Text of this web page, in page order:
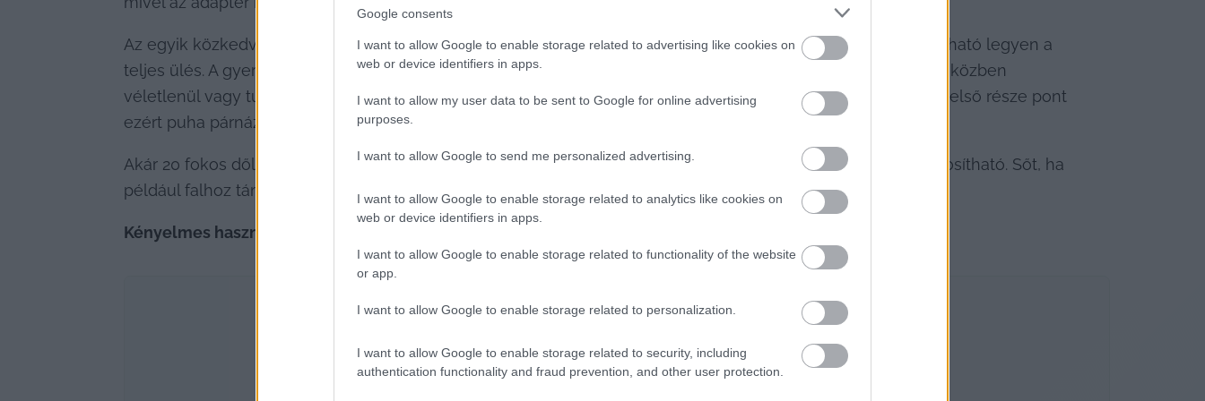
Google consents
I want to allow Google to enable storage related to advertising like cookies on
web or device identifiers in apps.
I want to allow my user data to be sent to Google for online advertising
purposes.
I want to allow Google to send me personalized advertising.
I want to allow Google to enable storage related to analytics like cookies on
web or device identifiers in apps.
I want to allow Google to enable storage related to functionality of the website
or app.
I want to allow Google to enable storage related to personalization.
I want to allow Google to enable storage related to security, including
authentication functionality and fraud prevention, and other user protection.
Az egyik közkedvelt tulajdonság a zárható kialakítás, ami meg tudja akadályozni, hogy illetéktelenül eltávolítható legyen a
teljes ülés. A gyermekek érdekében a biztonsági csat gyerekzáras, így nem kell amiatt aggódni, hogy menet közben
véletlenül vagy tudatosan kinyitják azt. Természetesen a biztonság mellett a kényelem is fontos. Az ülőkék belső része pont
ezért puha párnázattal van ellátva, és a kialakítás óvja a gyerekek lábát is a küllők közé akadástól.
Akár 20 fokos dőlésszögbe is lehet állítani, a lábtartók magassága a gyermek méreteinek megfelelően módosítható. Sőt, ha
például falhoz támasztjuk a kerékpárt, a speciális ülésforma miatt nem fogja a gyermek becsípni a kezét.
Kényelmes használat minden résztvevő számára